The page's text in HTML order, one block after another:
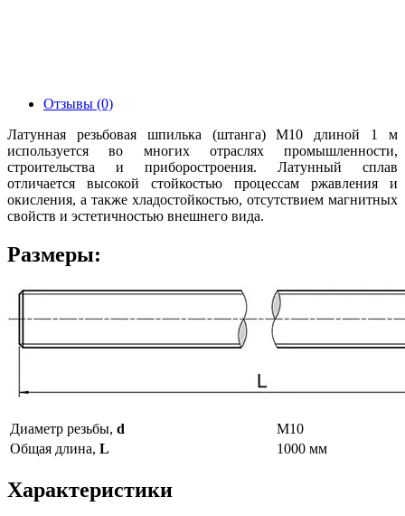
Отзывы (0)
Латунная резьбовая шпилька (штанга) М10 длиной 1 м
используется во многих отраслях промышленности,
строительства и приборостроения. Латунный сплав
отличается высокой стойкостью процессам ржавления и
окисления, а также хладостойкостью, отсутствием магнитных
свойств и эстетичностью внешнего вида.
Размеры:
Диаметр резьбы, d
М10
Общая длина, L 1000 мм
Характеристики